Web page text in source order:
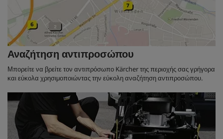
Αναζήτηση αντιπροσώπου
Μπορείτε να βρείτε τον αντιπρόσωπο Kärcher της περιοχής σας γρήγορα
και εύκολα χρησιμοποιώντας την εύκολη αναζήτηση αντιπροσώπου.